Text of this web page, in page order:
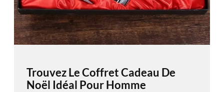
Trouvez Le Coffret Cadeau De
Noël Idéal Pour Homme